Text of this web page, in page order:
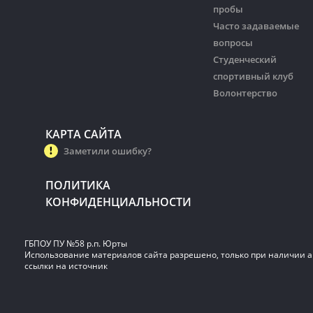
пробы
Часто задаваемые
вопросы
Студенческий
спортивный клуб
Волонтерство
КАРТА САЙТА
Заметили ошибку?
ПОЛИТИКА
КОНФИДЕНЦИАЛЬНОСТИ
ГБПОУ ПУ №58 р.п. Юрты
Использование материалов сайта разрешено, только при наличии
ссылки на источник